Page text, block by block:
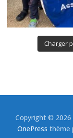
Charger
Copyright © 2026
OnePress thème